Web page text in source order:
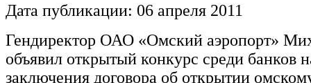
Дата публикации: 06 апреля 2011
Гендиректор ОАО «Омский аэропорт»
объявил открытый конкурс среди банков
заключения договора об открытии